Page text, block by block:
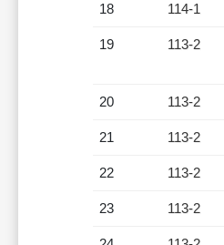
18 114-1
19 113-2
20 113-2
21 113-2
22 113-2
23 113-2